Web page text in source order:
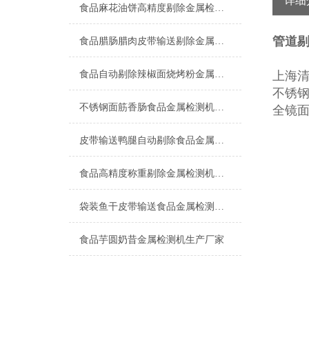
食品麻花油饼高精度剔除金属检测机厂家
食品腊肠腊肉皮带输送剔除金属检测机简介
食品自动剔除辣椒面烧烤粉金属检测机产品简介
不锈钢面筋香肠食品金属检测机生产商
皮带输送鸭腿自动剔除食品金属检测机产品简介
食品高精度称重剔除金属检测机上海厂家
袋装鱼干皮带输送食品金属检测机产品介绍
食品芋圆奶昔金属检测机生产厂家
管道
上海
不锈
全镜